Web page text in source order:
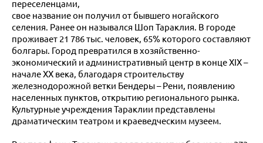
переселенцами,
свое название он получил от бывшего ногайского
селения. Ранее он назывался Шоп Тараклия. В городе
проживает 21 786 тыс. человек, 65% которого составляют
болгары. Город превратился в хозяйственно-
экономический и административный центр в конце ХIХ –
начале ХХ века, благодаря строительству
железнодорожной ветки Бендеры – Рени, появлению
населенных пунктов, открытию регионального рынка.
Культурные учреждения Тараклии представлены
драматическим театром и краеведческим музеем.